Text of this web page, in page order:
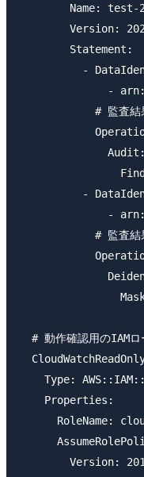
Name: test-
Version:
        Statement:
-
-
# 監査結
              Audit:
-
-
# 監査結
# 動作確認用のIAMロ
Type:
    Properties:
RoleName:
Version: